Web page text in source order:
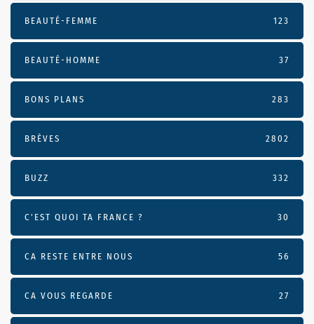
BEAUTÉ-FEMME 123
BEAUTÉ-HOMME 37
BONS PLANS 283
BRÈVES 2802
BUZZ 332
C'EST QUOI TA FRANCE ? 30
CA RESTE ENTRE NOUS 56
CA VOUS REGARDE 27